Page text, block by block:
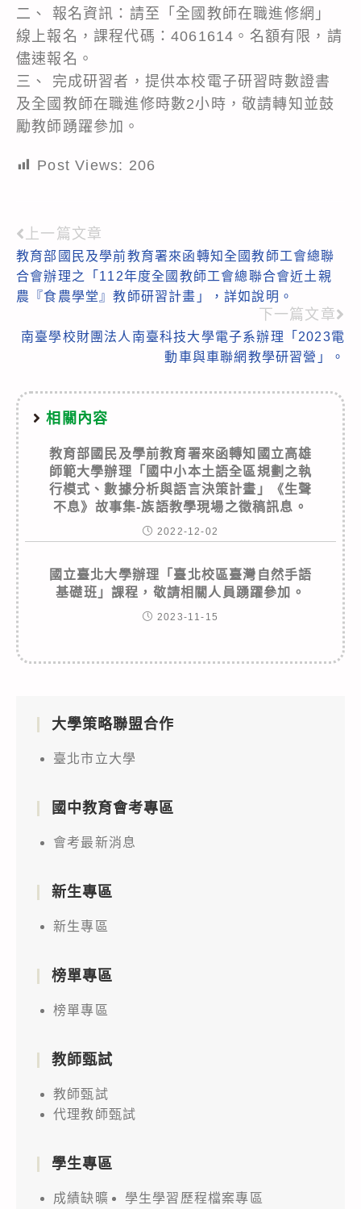
二、 報名資訊：請至「全國教師在職進修網」
線上報名，課程代碼：4061614。名額有限，請
儘速報名。
三、 完成研習者，提供本校電子研習時數證書
及全國教師在職進修時數2小時，敬請轉知並鼓
勵教師踴躍參加。
Post Views: 206
Read
more
articles
上一篇文章
教育部國民及學前教育署來函轉知全國教師工會總聯
合會辦理之「112年度全國教師工會總聯合會近土親
農『食農學堂』教師研習計畫」，詳如說明。
下一篇文章
南臺學校財團法人南臺科技大學電子系辦理「2023電
動車與車聯網教學研習營」。
相關內容
教育部國民及學前教育署來函轉知國立高雄
師範大學辦理「國中小本土語全區規劃之執
行模式、數據分析與語言決策計畫」《生聲
不息》故事集-族語教學現場之徵稿訊息。
2022-12-02
國立臺北大學辦理「臺北校區臺灣自然手語
基礎班」課程，敬請相關人員踴躍參加。
2023-11-15
大學策略聯盟合作
臺北市立大學
國中教育會考專區
會考最新消息
新生專區
新生專區
榜單專區
榜單專區
教師甄試
教師甄試
代理教師甄試
學生專區
成績缺曠 學生學習歷程檔案專區